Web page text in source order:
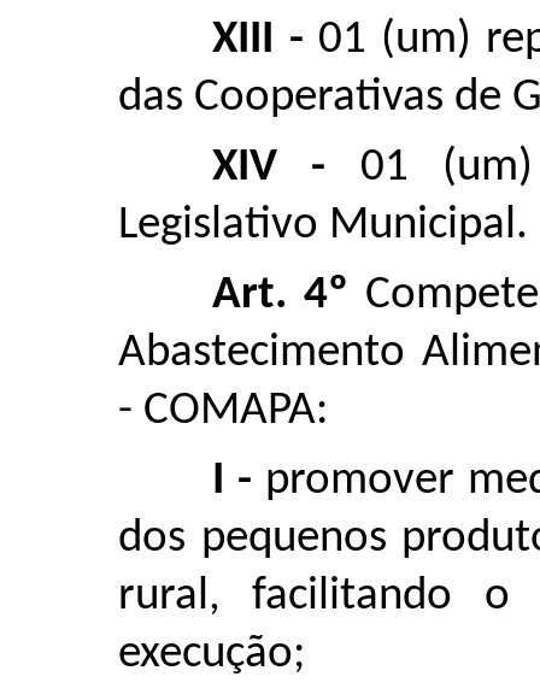
XIII - 01 (um)
das Cooperativas de
XIV - 01
Legislativo Municipal.
Art. 4º
Abastecimento
- COMAPA:
I - promover
dos pequenos
rural, facilitando o
execução;